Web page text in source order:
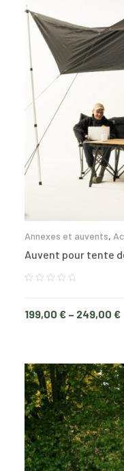
Annexes et auvents,
Auvent pour tente
199,00 € – 249,00 €